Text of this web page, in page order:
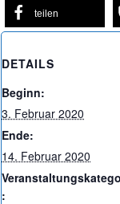
teilen
DETAILS
Beginn:
3. Februar 2020
Ende:
14. Februar 2020
: